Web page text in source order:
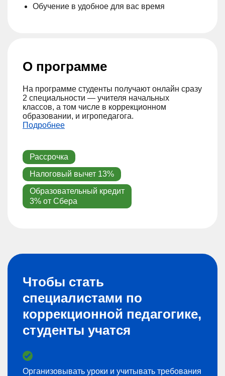
Обучение в удобное для вас время
О программе
На программе студенты получают онлайн сразу
2 специальности — учителя начальных
классов, а том числе в коррекционном
образовании, и игропедагога.
Подробнее
Рассрочка
Налоговый вычет 13%
Образовательный кредит
3% от Сбера
Чтобы стать
специалистами по
коррекционной педагогике,
студенты учатся
Организовывать уроки и учитывать требования